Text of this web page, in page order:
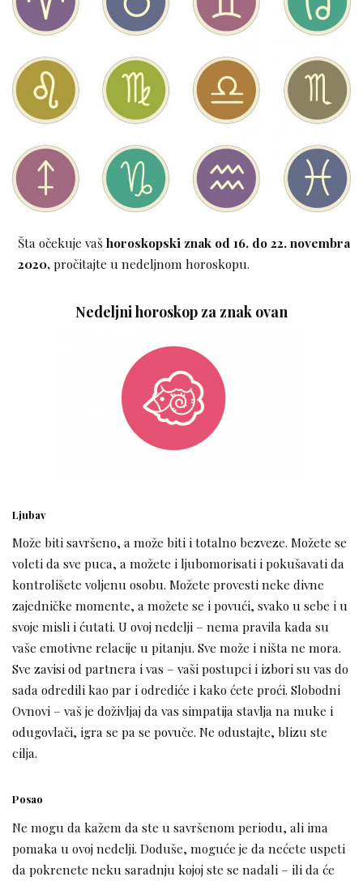
Šta očekuje vaš horoskopski znak od 16. do 22. novembra
2020,pročitajte u nedeljnom horoskopu.
Nedeljni horoskop za znak ovan
Ljubav
Može biti savršeno, a može biti i totalno bezveze. Možete se
voleti da sve puca, a možete i ljubomorisati i pokušavati da
kontrolišete voljenu osobu. Možete provesti neke divne
zajedničke momente, a možete se i povući, svako u sebe i u
svoje misli i ćutati. U ovoj nedelji – nema pravila kada su
vaše emotivne relacije u pitanju. Sve može i ništa ne mora.
Sve zavisi od partnera i vas – vaši postupci i izbori su vas do
sada odredili kao par i odrediće i kako ćete proći. Slobodni
Ovnovi – vaš je doživljaj da vas simpatija stavlja na muke i
odugovlači, igra se pa se povuče. Ne odustajte, blizu ste
cilja.
Posao
Ne mogu da kažem da ste u savršenom periodu, ali ima
pomaka u ovoj nedelji. Doduše, moguće je da nećete uspeti
da pokrenete neku saradnju kojoj ste se nadali – ili da će